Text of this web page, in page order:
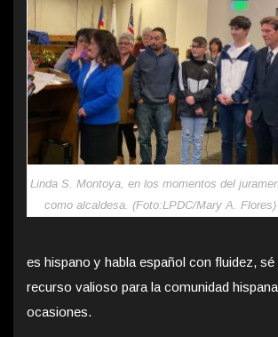
Linda S. Montoya, en los momentos del
como alcaldesa. (Foto:LPDC/Mary A. Flores)
es hispano y habla español con fluidez, sé
recurso valioso para la comunidad
ocasiones.